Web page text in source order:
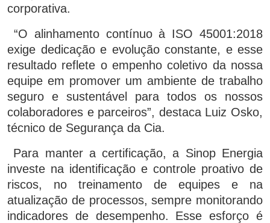
corporativa.
“O alinhamento contínuo à ISO 45001:2018
exige dedicação e evolução constante, e esse
resultado reflete o empenho coletivo da nossa
equipe em promover um ambiente de trabalho
seguro e sustentável para todos os nossos
colaboradores e parceiros”, destaca Luiz Osko,
técnico de Segurança da Cia.
Para manter a certificação, a Sinop Energia
investe na identificação e controle proativo de
riscos, no treinamento de equipes e na
atualização de processos, sempre monitorando
indicadores de desempenho. Esse esforço é